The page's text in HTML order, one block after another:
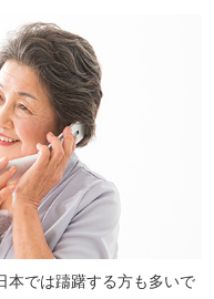
本では躊躇する方も多いで